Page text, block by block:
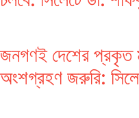
জনগণই দেশের প্রকৃত
অংশগ্রহণ জরুরি: